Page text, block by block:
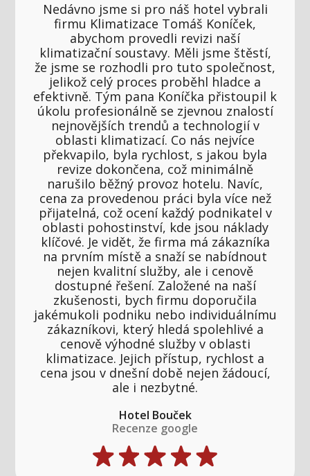
Nedávno jsme si pro náš hotel vybrali
firmu Klimatizace Tomáš Koníček,
abychom provedli revizi naší
klimatizační soustavy. Měli jsme štěstí,
že jsme se rozhodli pro tuto společnost,
jelikož celý proces proběhl hladce a
efektivně. Tým pana Koníčka přistoupil k
úkolu profesionálně se zjevnou znalostí
nejnovějších trendů a technologií v
oblasti klimatizací. Co nás nejvíce
překvapilo, byla rychlost, s jakou byla
revize dokončena, což minimálně
narušilo běžný provoz hotelu. Navíc,
cena za provedenou práci byla více než
přijatelná, což ocení každý podnikatel v
oblasti pohostinství, kde jsou náklady
klíčové. Je vidět, že firma má zákazníka
na prvním místě a snaží se nabídnout
nejen kvalitní služby, ale i cenově
dostupné řešení. Založené na naší
zkušenosti, bych firmu doporučila
jakémukoli podniku nebo individuálnímu
zákazníkovi, který hledá spolehlivé a
cenově výhodné služby v oblasti
klimatizace. Jejich přístup, rychlost a
cena jsou v dnešní době nejen žádoucí,
ale i nezbytné.
Hotel Bouček
Recenze google